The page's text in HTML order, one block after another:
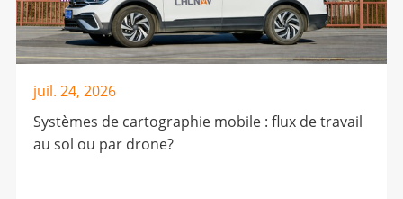
juil. 24, 2026
Systèmes de cartographie mobile : flux de travail
au sol ou par drone?